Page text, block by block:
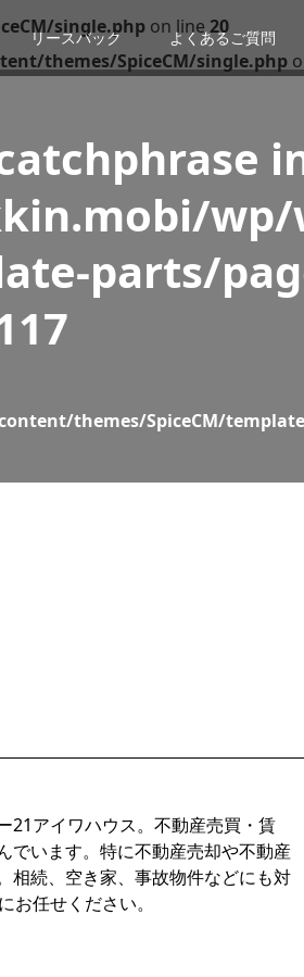
リースバック よくあるご質問
single.php on line20
themes/SpiceCM/single.php
wp/
parts/
themes/SpiceCM/
21アイワハウス。不動産売買・賃
でいます。特に不動産売却や不動産
相続、空き家、事故物件などにも対
任せください。